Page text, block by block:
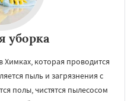
уборка
которая проводится
пыль и загрязнения с
полы, чистятся пылесосом